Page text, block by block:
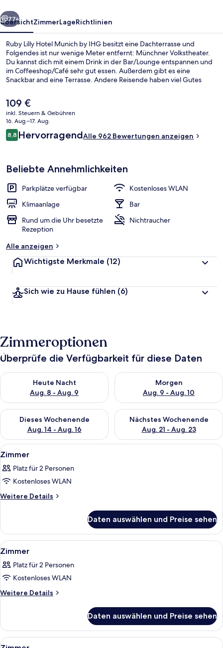
Weiter
77+
ÜbersichtZimmerLageRichtlinien
Ruby Lilly Hotel Munich by IHG besitzt eine Dachterrasse und
Folgendes ist nur wenige Meter entfernt: Münchner Volkstheater.
Du kannst dich mit einem Drink in der Bar/Lounge entspannen und
im Coffeeshop/Café sehr gut essen. Außerdem gibt es eine
Snackbar and eine Terrasse. Andere Reisende haben viel Gutes
einen kurzen Fußmarsch von den öffentlichen Verkehrsmitteln
entfernt: Bis zur U-Bahn sind es wenige Schritte
(Straßenbahnhaltestelle Karlstraße) bzw. 3 Minuten (U-Bahnhof
Stiglmaierplatz).
Der
aktuelle
Preis
beträgt
109 €.
109 €
inkl. Steuern & Gebühren
16. Aug.–17. Aug.
Bewertungen
8,88,8 von 10.
HervorragendAlle 962 Bewertungen anzeigen
Beliebte Annehmlichkeiten
Parkplätze verfügbar
Kostenloses WLAN
Klimaanlage
Bar
Rund um die Uhr besetzte
Rezeption
Nichtraucher
Alle anzeigen
Wichtigste Merkmale (12)
Sich wie zu Hause fühlen (6)
Zimmeroptionen
Überprüfe die Verfügbarkeit für diese Daten
Heute Nacht
Aug. 8 - Aug. 9
Überprüfe die Verfügbarkeit für heute Nacht, Aug. 8 - Aug. 9.
Morgen
Aug. 9 - Aug. 10
Überprüfe die Verfügbarkeit
Dieses Wochenende
Aug. 14 - Aug. 16
Überprüfe die Verfügbarkeit für dieses Wochenende, Aug. 14
Nächstes Wochenende
Aug. 21 - Aug. 23
Überprüfe die Verfügbarkeit
Alle
Fotos
für
Zimmer
anzeigen
Ein Hotelzimmer mit einem großen
2
Zimmer
Platz für 2 Personen
Kostenloses WLAN
Weitere Details
Weitere
Daten auswählen und Preise sehen
Alle
Fotos
für
Zimmer
anzeigen
Ein modernes Hotelzimmer mit
3
Zimmer
Platz für 2 Personen
Kostenloses WLAN
Weitere Details
Weitere
Daten auswählen und Preise sehen
Alle
Ein Hotelzimmer mit einem großen
4